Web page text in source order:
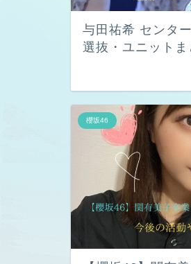
与田祐希 センタ
選抜・ユニットま
櫻坂46